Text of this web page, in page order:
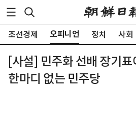
조선경제 오피니언 정치 사회
[사설] 민주화 선배 장기
한마디 없는 민주당